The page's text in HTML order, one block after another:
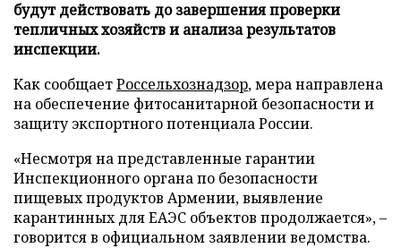
будут действовать до завершения проверки
тепличных хозяйств и анализа результатов
инспекции.
Как сообщаетРоссельхознадзор, мера направлена
на обеспечение фитосанитарной безопасности и
защиту экспортного потенциала России.
«Несмотря на представленные гарантии
Инспекционного органа по безопасности
пищевых продуктов Армении, выявление
карантинных для ЕАЭС объектов продолжается», –
говорится в официальном заявлении ведомства.